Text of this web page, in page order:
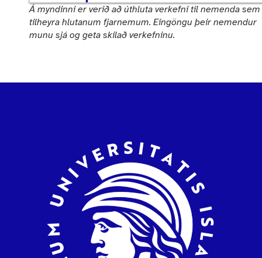
Á myndinni er verið að úthluta verkefni til nemenda sem
tilheyra hlutanum fjarnemum. Eingöngu þeir nemendur
munu sjá og geta skilað verkefninu.